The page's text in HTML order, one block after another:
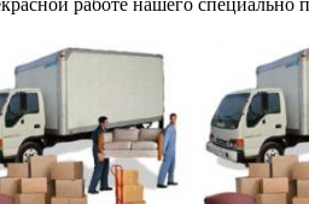
работе нашего специально